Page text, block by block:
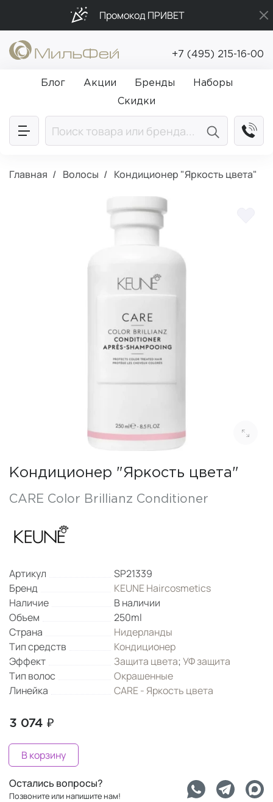
Промокод ПРИВЕТ
Подарки в каждый заказ от 5 000₽
Бесплатная доставка от 5 000₽
+7 (495) 215-16-00
Блог Акции Бренды
Наборы
Скидки
Главная Волосы Кондиционер "Яркость цвета"
Кондиционер "Яркость цвета"
CARE Color Brillianz Conditioner
Артикул
SP21339
Бренд
KEUNE Haircosmetics
Наличие
В наличии
Объем
250ml
Страна
Нидерланды
Тип средств
Кондиционер
Эффект
Защита цвета;УФ защита
Тип волос
Окрашенные
Линейка
CARE - Яркость цвета
3 074 ₽
В корзину
Остались вопросы?
Позвоните или напишите нам!